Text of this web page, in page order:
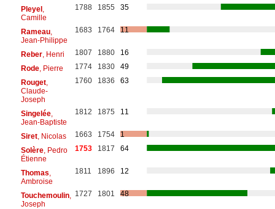
Pleyel,
Camille
1788 1855 35
Rameau,
Jean-Philippe
1683 1764 11
Reber, Henri 1807 1880
16
Rode, Pierre 1774 1830
49
Rouget,
Claude-
Joseph
1760 1836 63
Singelée,
Jean-Baptiste
1812 1875 11
Siret, Nicolas 1663 1754
1
Solère, Pedro
Étienne
1753 1817 64
Thomas
Ambroise
1811 1896 12
Touchemoulin,
Joseph
1727 1801 48